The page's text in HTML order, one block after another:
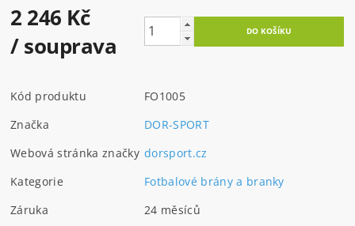
2 246 Kč
/ souprava
Kód produktu
FO1005
Značka
DOR-SPORT
Webová stránka značky dorsport.cz
Kategorie
Fotbalové brány a branky
Záruka
24 měsíců